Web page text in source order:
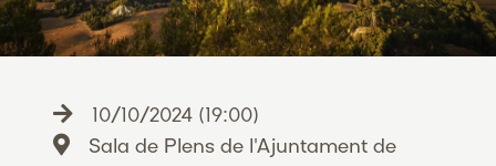
10/10/2024 (19:00)
Sala de Plens de l'Ajuntament de